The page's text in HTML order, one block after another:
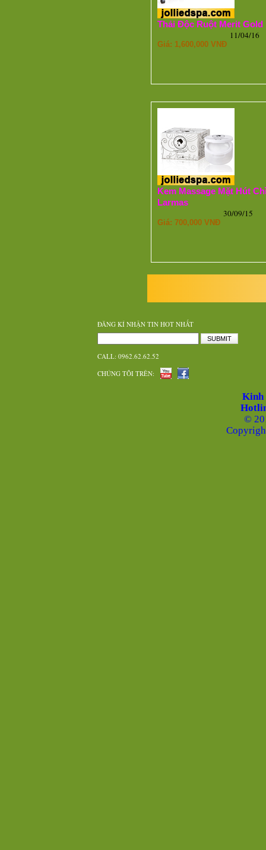
Thải Độc Ruột Merit Gold
Giá: 1,600,000 VNĐ
11/04/16
Kem Massage Mặt Hút
Larmas
Giá: 700,000 VNĐ
30/09/15
ĐĂNG KÍ NHẬN TIN HOT NHẤT
SUBMIT
CALL: 0962.62.62.52
CHÚNG TÔI TRÊN:
Kinh
©